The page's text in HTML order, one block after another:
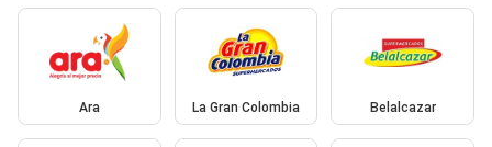
Ara La Gran Colombia Belalcazar